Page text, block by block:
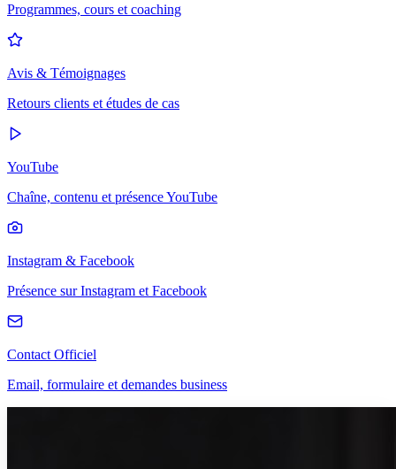
Programmes, cours et coaching
Avis & Témoignages
Retours clients et études de cas
YouTube
Chaîne, contenu et présence YouTube
Instagram & Facebook
Présence sur Instagram et Facebook
Contact Officiel
Email, formulaire et demandes business